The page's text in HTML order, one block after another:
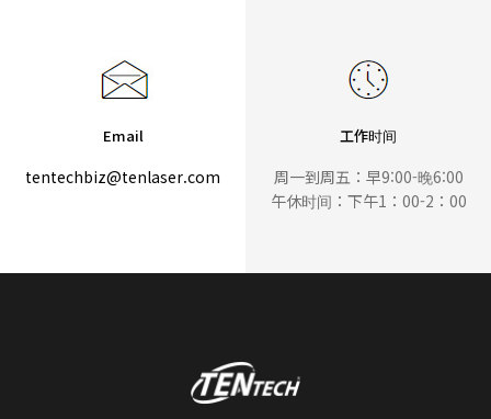
Email
tentechbiz@tenlaser.com
工作时间
周一到周五：早9:00-晚6:00
午休时间：下午1：00-2：00